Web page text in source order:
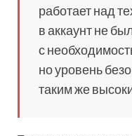
работает над
в аккаунт не
с
но уровень
таким же